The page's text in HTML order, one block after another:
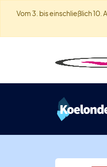
Vom 3. bis einschließlich